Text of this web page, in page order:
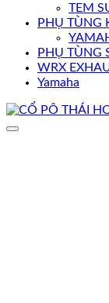
TEM
PHỤ TÙNG
PHỤ TÙNG
WRX
Yamaha